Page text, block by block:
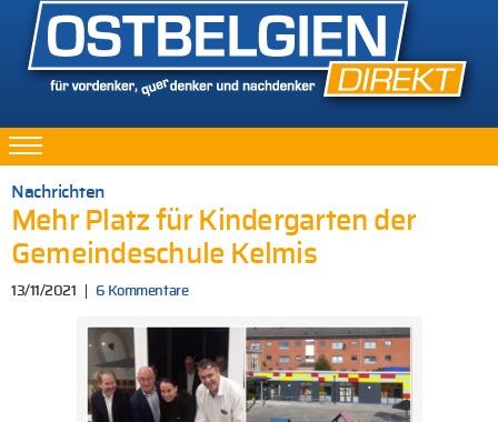
Nachrichten
Mehr Platz für Kindergarten der
Gemeindeschule Kelmis
13/11/2021 6 Kommentare